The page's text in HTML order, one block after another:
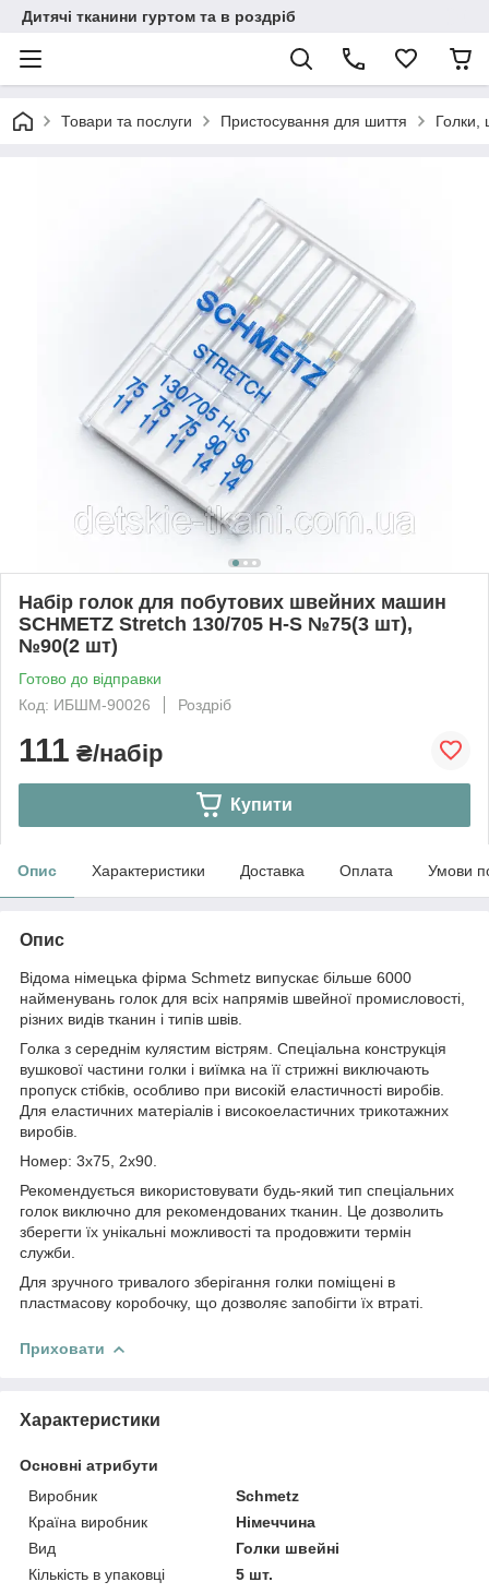
Дитячі тканини гуртом та в роздріб
Товари та послуги Пристосування для шиття Голки,
Набір голок для побутових швейних машин
SCHMETZ Stretch 130/705 H-S №75(3 шт),
№90(2 шт)
Готово до відправки
Код: ИБШМ-90026
Роздріб
111 ₴/набір
Купити
Опис Характеристики Доставка Оплата Умови
Опис
Відома німецька фірма Schmetz випускає більше 6000
найменувань голок для всіх напрямів швейної промисловості,
різних видів тканин і типів швів.
Голка з середнім кулястим вістрям. Спеціальна конструкція
вушкової частини голки і виїмка на її стрижні виключають
пропуск стібків, особливо при високій еластичності виробів.
Для еластичних матеріалів і високоеластичних трикотажних
виробів.
Номер: 3x75, 2x90.
Рекомендується використовувати будь-який тип спеціальних
голок виключно для рекомендованих тканин. Це дозволить
зберегти їх унікальні можливості та продовжити термін
служби.
Для зручного тривалого зберігання голки поміщені в
пластмасову коробочку, що дозволяє запобігти їх втраті.
Приховати
Характеристики
Основні атрибути
Виробник
Schmetz
Країна виробник
Німеччина
Вид
Голки швейні
Кількість в упаковці
5 шт.